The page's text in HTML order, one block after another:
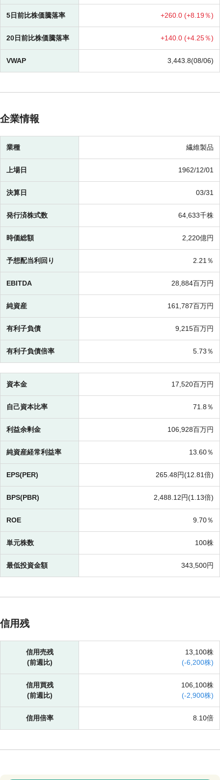
5日前比株価騰落率 +260.0 (+8.19％)
20日前比株価騰落率 +140.0 (+4.25％)
VWAP 3,443.8(08/06)
企業情報
業種 繊維製品
上場日 1962/12/01
決算日 03/31
発行済株式数 64,633千株
時価総額 2,220億円
予想配当利回り 2.21％
EBITDA 28,884百万円
純資産 161,787百万円
有利子負債 9,215百万円
有利子負債倍率 5.73％
資本金 17,520百万円
自己資本比率 71.8％
利益余剰金 106,928百万円
純資産経常利益率 13.60％
EPS(PER) 265.48円(12.81倍)
BPS(PBR) 2,488.12円(1.13倍)
ROE 9.70％
単元株数 100株
最低投資金額 343,500円
信用残
信用売残
(前週比)
13,100株
(-6,200株)
信用買残
(前週比)
106,100株
(-2,900株)
信用倍率 8.10倍